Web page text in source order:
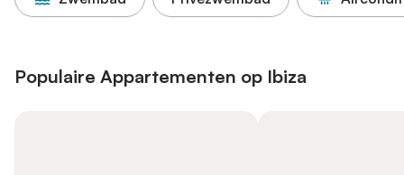
Populaire Appartementen op Ibiza